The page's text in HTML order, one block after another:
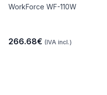
WorkForce WF-110W
266.68€ (IVA incl.)